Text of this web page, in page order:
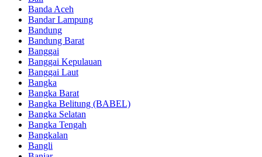
Banda Aceh
Bandar Lampung
Bandung
Bandung Barat
Banggai
Banggai Kepulauan
Banggai Laut
Bangka
Bangka Barat
Bangka Belitung (BABEL)
Bangka Selatan
Bangka Tengah
Bangkalan
Bangli